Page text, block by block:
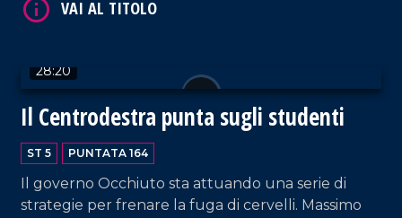
sulle ripercussione della guerra in Medioriente
28:20
Il Centrodestra punta sugli studenti
ST 5 PUNTATA 164
Il governo Occhiuto sta attuando una serie di
strategie per frenare la fuga di cervelli. Massimo
VAI AL TITOLO